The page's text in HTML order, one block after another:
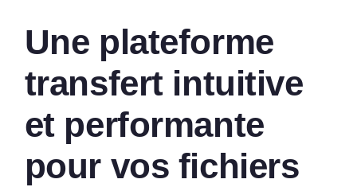
Une plateforme
transfertintuitive
et performante
pour vos fichiers